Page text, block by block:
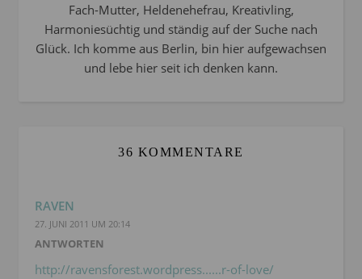
Fach-Mutter, Heldenehefrau, Kreativling,
Harmoniesüchtig und ständig auf der Suche nach
Glück. Ich komme aus Berlin, bin hier aufgewachsen
und lebe hier seit ich denken kann.
36 KOMMENTARE
RAVEN
27. JUNI 2011 UM 20:14
ANTWORTEN
http://ravensforest.wordpress......r-of-love/